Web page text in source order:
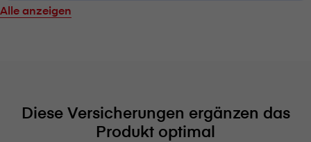
Alle anzeigen
Diese Versicherungen ergänzen das
Produkt optimal